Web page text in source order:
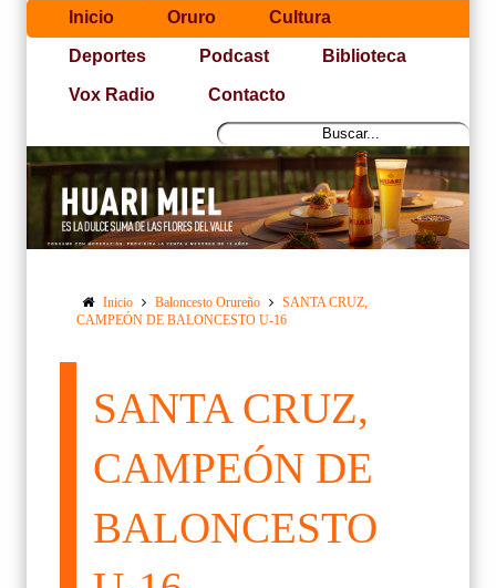
Inicio Oruro Cultura
Deportes Podcast Biblioteca
Vox Radio Contacto
Inicio Baloncesto Orureño
SANTA CRUZ,
CAMPEÓN DE BALONCESTO U-16
SANTA CRUZ,
CAMPEÓN DE
BALONCESTO